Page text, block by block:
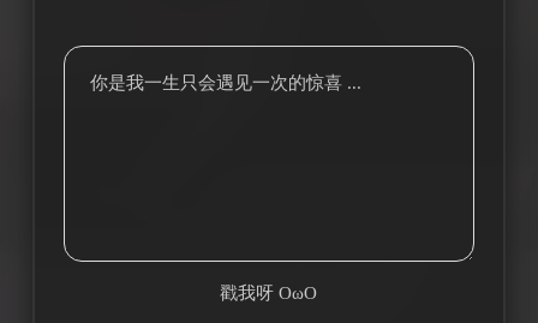
你是我一生只会遇见一次的惊喜 ...
戳我呀 OωO